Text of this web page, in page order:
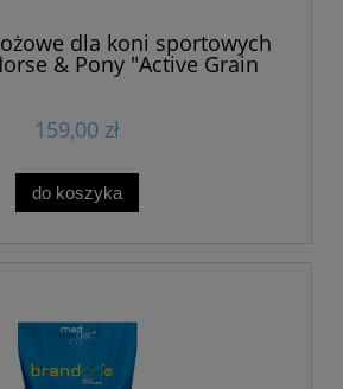
dla koni sportowych
& Pony "Active Grain
Free Musli" 20 kg
159,00 zł
do koszyka